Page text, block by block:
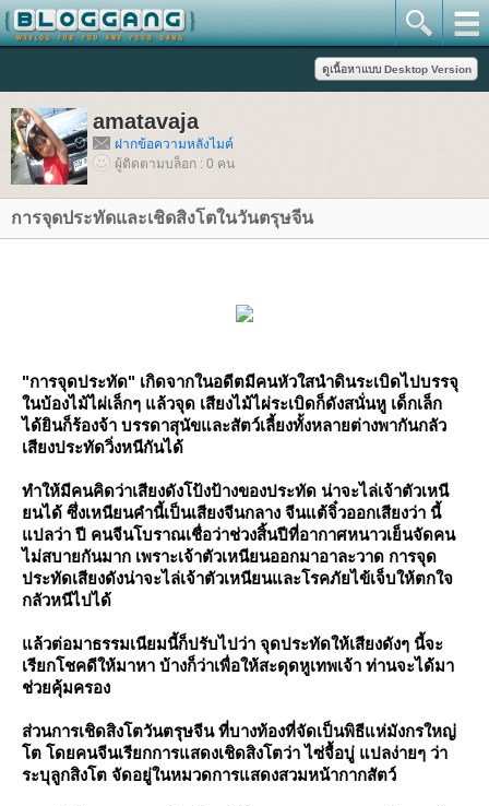
amatavaja
ฝากข้อความหลังไมค์
ผู้ติดตามบล็อก : 0 คน
การจุดประทัดและเชิดสิงโตในวันตรุษจีน
"การจุดประทัด" เกิดจากในอดีตมีคนหัวใสนำดินระเบิดไปบรรจุ
นบ้องไม้ไผ่เล็กๆ แล้วจุด เสียงไม้ไผ่ระเบิดก็ดังสนั่นหู เด็กเล็ก
ได้ยินก็ร้องจ้า บรรดาสุนัขและสัตว์เลี้ยงทั้งหลายต่างพากันกลัว
เสียงประทัดวิ่งหนีกันได้
ทำให้มีคนคิดว่าเสียงดังโป้งป้างของประทัด น่าจะไล่เจ้าตัวเหนี
นได้ ซึ่งเหนียนคำนี้เป็นเสียงจีนกลาง จีนแต้จิ๋วออกเสียงว่า นี้
ปลว่า ปี คนจีนโบราณเชื่อว่าช่วงสิ้นปีที่อากาศหนาวเย็นจัดคน
ไม่สบายกันมาก เพราะเจ้าตัวเหนียนออกมาอาละวาด การจุด
ประทัดเสียงดังน่าจะไล่เจ้าตัวเหนียนและโรคภัยไข้เจ็บให้ตกใจ
กลัวหนีไปได้
ล้วต่อมาธรรมเนียมนี้ก็ปรับไปว่า จุดประทัดให้เสียงดังๆ นี้จะ
เรียกโชคดีให้มาหา บ้างก็ว่าเพื่อให้สะดุดหูเทพเจ้า ท่านจะได้มา
ช่วยคุ้มครอง
ส่วนการเชิดสิงโตวันตรุษจีน ที่บางท้องที่จัดเป็นพิธีแห่มังกรใหญ่
ต โดยคนจีนเรียกการแสดงเชิดสิงโตว่า ไซ่จื้อบู่ แปลง่ายๆ ว่า
ระบุลูกสิงโต จัดอยู่ในหมวดการแสดงสวมหน้ากากสัตว์